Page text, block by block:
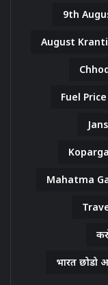
9th
August
Fuel
Mahatma
भारत छोडो